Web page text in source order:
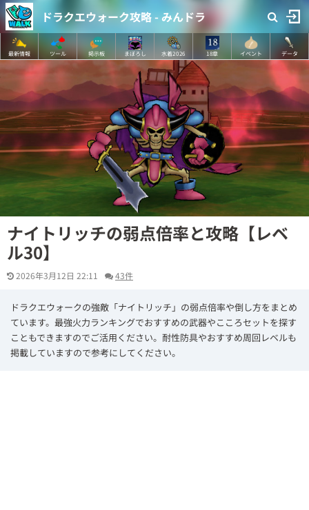
ドラクエウォーク攻略 - みんドラ
最新情報 ツール 掲示板 まぼろし 水着2026 18章 イベント データ
ナイトリッチの弱点倍率と攻略【レベ
ル30】
2026年3月12日 22:11 43件
ドラクエウォークの強敵「ナイトリッチ」の弱点倍率や倒し方をまとめ
ています。最強火力ランキングでおすすめの武器やこころセットを探す
こともできますのでご活用ください。耐性防具やおすすめ周回レベルも
掲載していますので参考にしてください。